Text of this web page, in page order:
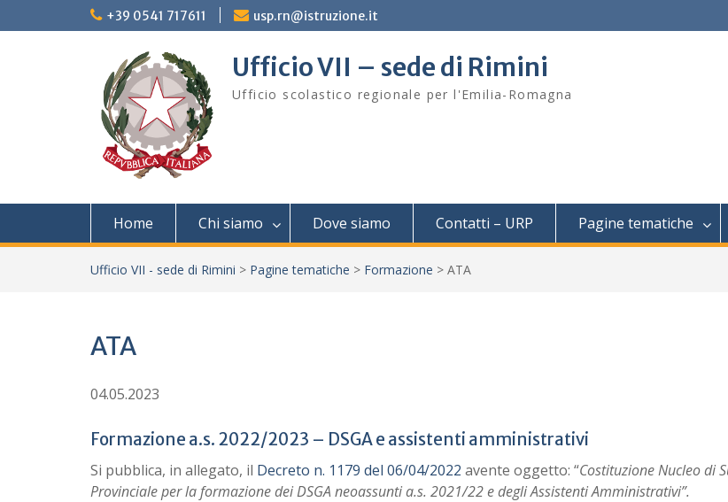
to
+39 0541 717611 usp.rn@istruzione.it
Ufficio VII – sede di Rimini
Ufficio scolastico regionale per l'Emilia-Romagna
Home Chi siamo Dove siamo Contatti – URP Pagine tematiche
Ufficio VII - sede di Rimini > Pagine tematiche > Formazione > ATA
ATA
04.05.2023
Formazione a.s. 2022/2023 – DSGA e assistenti amministrativi
Si pubblica, in allegato, il Decreto n. 1179 del 06/04/2022 avente oggetto: “Costituzione Nucleo di
Provinciale per la formazione dei DSGA neoassunti a.s. 2021/22 e degli Assistenti Amministrativi”.